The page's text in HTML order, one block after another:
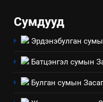
8
ИЛ
Сумдууд
Эрдэнэбулган
Батцэнгэл сумын
Булган сумын